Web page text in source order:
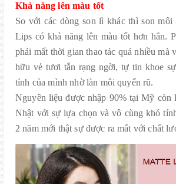
Khả năng lên màu tốt
So với các dòng son lì khác thì son
Lips có khả năng lên màu tốt hơn hẳn.
phải mất thời gian thao tác quá nhiều mà
hữu vẻ tươi tắn rạng ngời, tự tin khoe
tính của mình nhờ làn môi quyến rũ.
Nguyên liệu được nhập 90% tại Mỹ còn
Nhật với sự lựa chọn và vô cùng khó
2 năm mới thật sự được ra mắt với chất